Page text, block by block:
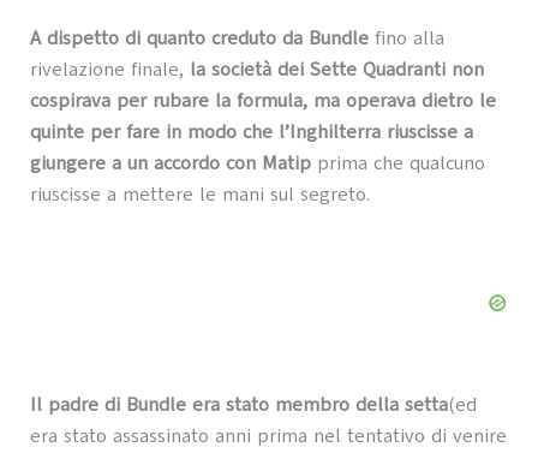
A dispetto di quanto creduto da Bundlefino alla
rivelazione finale, la società dei Sette Quadranti non
cospirava per rubare la formula, ma operava dietro le
quinte per fare in modo che l’Inghilterra riuscisse a
giungere a un accordo con Matipprima che qualcuno
riuscisse a mettere le mani sul segreto.
Il padre di Bundle era stato membro della setta(ed
era stato assassinato anni prima nel tentativo di venire